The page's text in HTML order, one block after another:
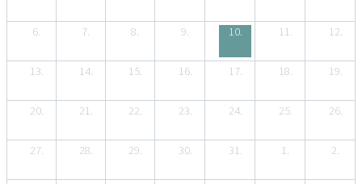
6. 7. 8. 9. 10. 11. 12.
13. 14. 15. 16. 17. 18. 19.
20. 21. 22. 23. 24. 25. 26.
27. 28. 29. 30. 31. 1. 2.